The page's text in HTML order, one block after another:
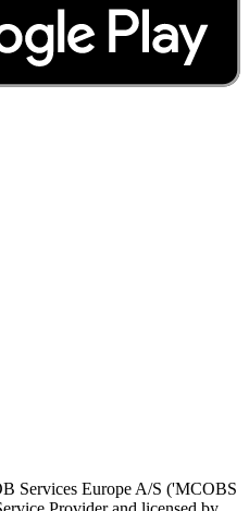
Services Europe A/S ('MCOBS